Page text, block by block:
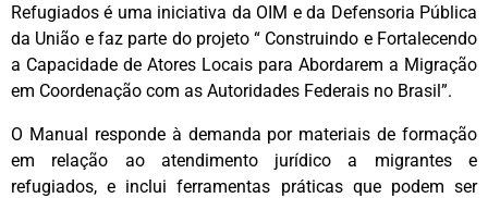
Refugiados é uma iniciativa da OIM e da Defensoria Pública
da União e faz parte do projeto “ Construindo e Fortalecendo
a Capacidade de Atores Locais para Abordarem a Migração
em Coordenação com as Autoridades Federais no Brasil”.
O Manual responde à demanda por materiais de formação
em relação ao atendimento jurídico a migrantes e
refugiados, e inclui ferramentas práticas que podem ser